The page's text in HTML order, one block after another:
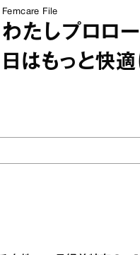
Femcare File
わたしプロロ
日はもっと快適